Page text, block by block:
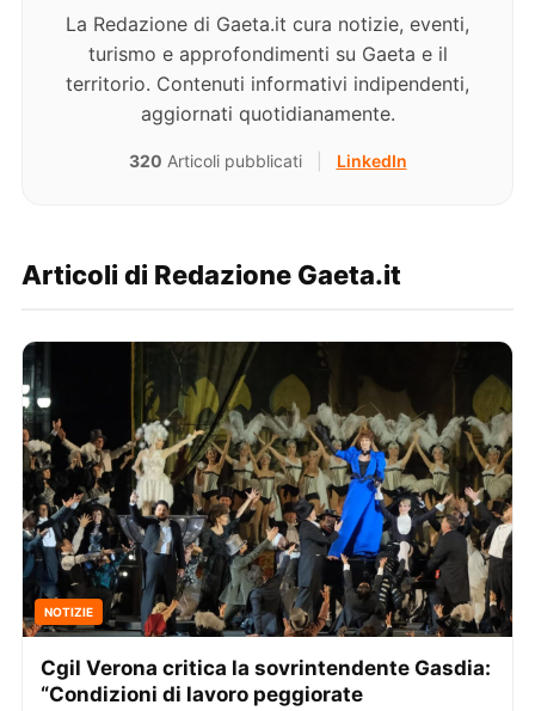
La Redazione di Gaeta.it cura notizie, eventi,
turismo e approfondimenti su Gaeta e il
territorio. Contenuti informativi indipendenti,
aggiornati quotidianamente.
320 Articoli pubblicati LinkedIn
Articoli di Redazione Gaeta.it
NOTIZIE
Cgil Verona critica la sovrintendente Gasdia:
“Condizioni di lavoro peggiorate